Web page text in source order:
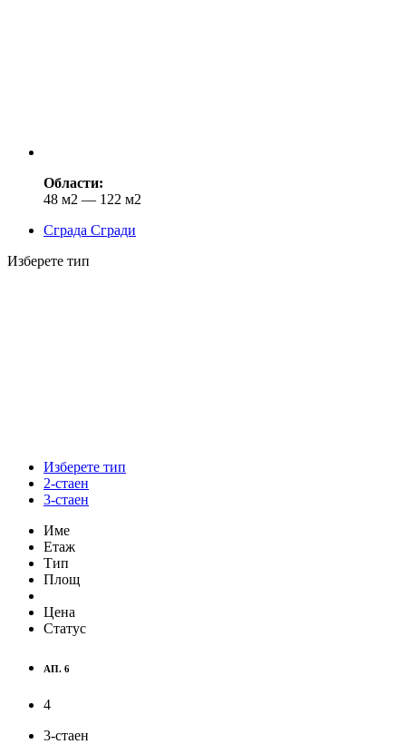
Области:
48 м2 — 122 м2
Сграда Сгради
Изберете тип
Изберете тип
2-стаен
3-стаен
Име
Етаж
Тип
Площ
Цена
Статус
АП. 6
4
3-стаен